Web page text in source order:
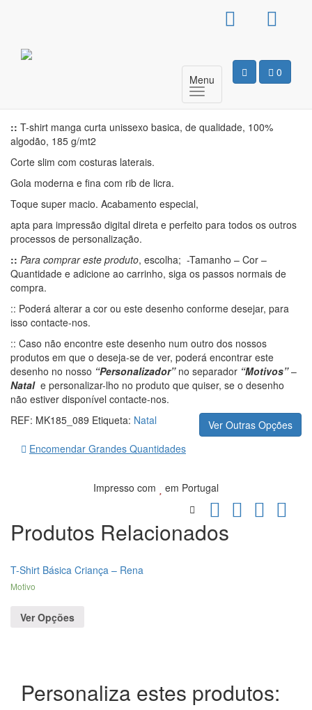
0
Menu
T-Shirt Básica Unissexo –
I Love XXX Mas
:: T-shirt manga curta unissexo basica, de qualidade, 100%
algodão, 185 g/mt2
Corte slim com costuras laterais.
Gola moderna e fina com rib de licra.
Toque super macio. Acabamento especial,
apta para impressão digital direta e perfeito para todos os outros
processos de personalização.
:: Para comprar este produto, escolha; -Tamanho – Cor –
Quantidade e adicione ao carrinho, siga os passos normais de
compra.
:: Poderá alterar a cor ou este desenho conforme desejar, para
isso contacte-nos.
:: Caso não encontre este desenho num outro dos nossos
produtos em que o deseja-se de ver, poderá encontrar este
desenho no nosso “Personalizador” no separador “Motivos” –
Natal e personalizar-lho no produto que quiser, se o desenho
não estiver disponível contacte-nos.
Ver Outras Opções
REF: MK185_089 Etiqueta: Natal
Encomendar Grandes Quantidades
Impresso com em Portugal
Produtos Relacionados
T-Shirt Básica Criança – Rena
Motivo
Ver Opções
Personaliza estes produtos: